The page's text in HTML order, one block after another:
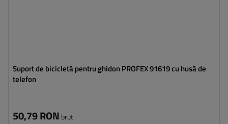
Suport de bicicletă pentru ghidon PROFEX 91619 cu husă de
telefon
50,79 RON brut